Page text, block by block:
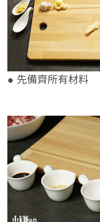
● 先備齊所有材料